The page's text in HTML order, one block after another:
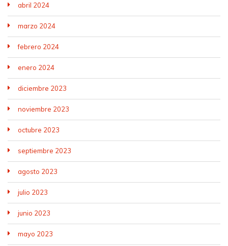
abril 2024
marzo 2024
febrero 2024
enero 2024
diciembre 2023
noviembre 2023
octubre 2023
septiembre 2023
agosto 2023
julio 2023
junio 2023
mayo 2023